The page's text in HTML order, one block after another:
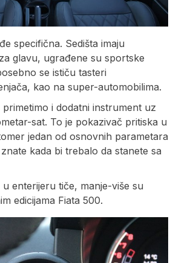
specifična. Sedišta imaju
glavu, ugrađene su sportske
se ističu tasteri
kao na super-automobilima.
i dodatni instrument uz
sat. To je pokazivač pritiska u
jedan od osnovnih parametara
kada bi trebalo da stanete sa
u enterijeru tiče, manje-više su
edicijama Fiata 500.